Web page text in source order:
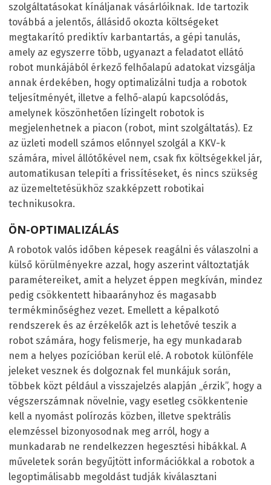
szolgáltatásokat kínáljanak vásárlóiknak. Ide tartozik
továbbá a jelentős, állásidő okozta költségeket
megtakarító prediktív karbantartás, a gépi tanulás,
amely az egyszerre több, ugyanazt a feladatot ellátó
robot munkájából érkező felhőalapú adatokat vizsgálja
annak érdekében, hogy optimalizálni tudja a robotok
teljesítményét, illetve a felhő-alapú kapcsolódás,
amelynek köszönhetően lízingelt robotok is
megjelenhetnek a piacon (robot, mint szolgáltatás). Ez
az üzleti modell számos előnnyel szolgál a KKV-k
számára, mivel állótőkével nem, csak fix költségekkel jár,
automatikusan telepíti a frissítéseket, és nincs szükség
az üzemeltetésükhöz szakképzett robotikai
technikusokra.
ÖN-OPTIMALIZÁLÁS
A robotok valós időben képesek reagálni és válaszolni a
külső körülményekre azzal, hogy aszerint változtatják
paramétereiket, amit a helyzet éppen megkíván, mindez
pedig csökkentett hibaarányhoz és magasabb
termékminőséghez vezet. Emellett a képalkotó
rendszerek és az érzékelők azt is lehetővé teszik a
robot számára, hogy felismerje, ha egy munkadarab
nem a helyes pozícióban kerül elé. A robotok különféle
jeleket vesznek és dolgoznak fel munkájuk során,
többek közt például a visszajelzés alapján „érzik”, hogy a
végszerszámnak növelnie, vagy esetleg csökkentenie
kell a nyomást polírozás közben, illetve spektrális
elemzéssel bizonyosodnak meg arról, hogy a
munkadarab ne rendelkezzen hegesztési hibákkal. A
műveletek során begyűjtött információkkal a robotok a
legoptimálisabb megoldást tudják kiválasztani